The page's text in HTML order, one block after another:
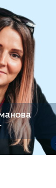
опыт
ответов
на акты
решений.